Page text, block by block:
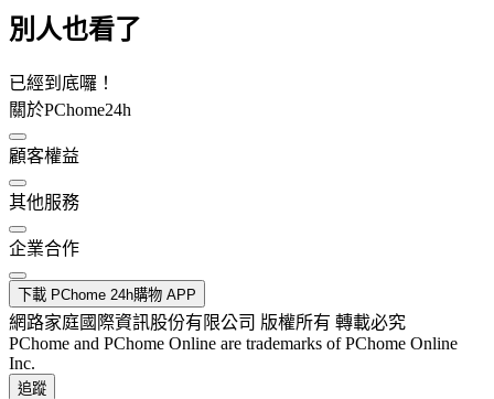
別人也看了
已經到底囉！
關於PChome24h
顧客權益
其他服務
企業合作
下載 PChome 24h購物 APP
網路家庭國際資訊股份有限公司 版權所有 轉載必究
PChome and PChome Online are trademarks of PChome Online
Inc.
追蹤